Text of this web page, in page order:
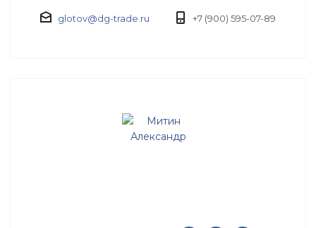
glotov@dg-trade.ru +7 (900) 595-07-89